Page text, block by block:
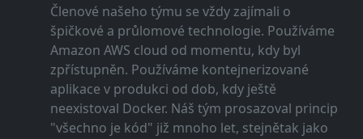
Členové našeho týmu se vždy zajímali o
špičkové a průlomové technologie. Používáme
Amazon AWS cloud od momentu, kdy byl
zpřístupněn. Používáme kontejnerizované
aplikace v produkci od dob, kdy ještě
neexistoval Docker. Náš tým prosazoval princip
"všechno je kód" již mnoho let, stejnětak jako